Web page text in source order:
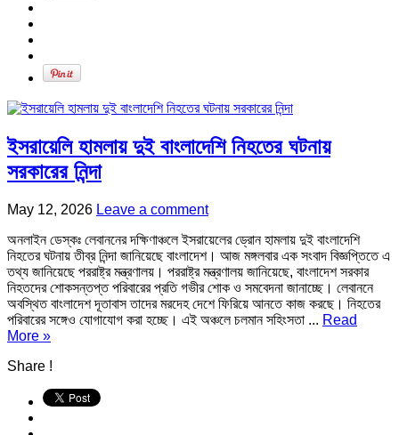
ইসরায়েলি হামলায় দুই বাংলাদেশি নিহতের ঘটনায়
সরকারের নিন্দা
May 12, 2026 Leave a comment
অনলাইন ডেস্কঃ লেবাননের দক্ষিণাঞ্চলে ইসরায়েলের ড্রোন হামলায় দুই বাংলাদেশি
নিহতের ঘটনায় তীব্র নিন্দা জানিয়েছে বাংলাদেশ। আজ মঙ্গলবার এক সংবাদ বিজ্ঞপ্তিতে এ
তথ্য জানিয়েছে পররাষ্ট্র মন্ত্রণালয়। পররাষ্ট্র মন্ত্রণালয় জানিয়েছে, বাংলাদেশ সরকার
নিহতদের শোকসন্তপ্ত পরিবারের প্রতি গভীর শোক ও সমবেদনা জানাচ্ছে। লেবাননে
অবস্থিত বাংলাদেশ দূতাবাস তাদের মরদেহ দেশে ফিরিয়ে আনতে কাজ করছে। নিহতের
পরিবারের সঙ্গেও যোগাযোগ করা হচ্ছে। এই অঞ্চলে চলমান সহিংসতা ... Read
More »
Share !